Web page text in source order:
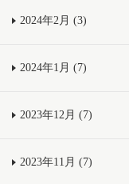
2024年2月 (3)
2024年1月 (7)
2023年12月 (7)
2023年11月 (7)